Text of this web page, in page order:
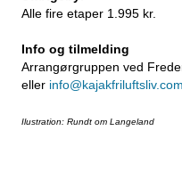
Alle fire etaper 1.995 kr.
Info og tilmelding
Arrangørgruppen ved
eller info@kajakfriluftsliv.com
Ilustration: Rundt om Langeland